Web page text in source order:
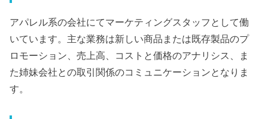
アパレル系の会社にてマーケティングスタッフとして働
いています。主な業務は新しい商品または既存製品のプ
ロモーション、売上高、コストと価格のアナリシス、ま
た姉妹会社との取引関係のコミュニケーションとなりま
す。